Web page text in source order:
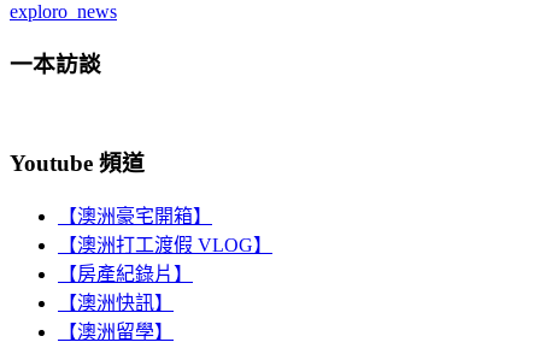
exploro_news
一本訪談
Youtube 頻道
【澳洲豪宅開箱】
【澳洲打工渡假 VLOG】
【房產紀錄片】
【澳洲快訊】
【澳洲留學】